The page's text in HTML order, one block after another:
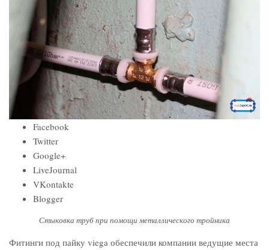
Facebook
Twitter
Google+
LiveJournal
VKontakte
Blogger
Стыковка труб при помощи металлического тройника
Фитинги под пайку viega обеспечили компании ведущие места